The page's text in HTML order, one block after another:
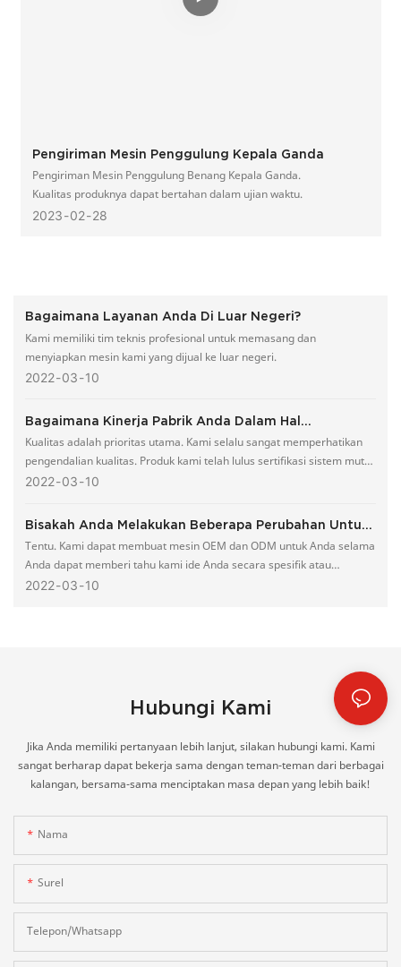
Pengiriman Mesin Penggulung Kepala Ganda
Pengiriman Mesin Penggulung Benang Kepala Ganda.
Kualitas produknya dapat bertahan dalam ujian waktu.
2023 02 28
Bagaimana Layanan Anda Di Luar Negeri?
Kami memiliki tim teknis profesional untuk memasang dan
menyiapkan mesin kami yang dijual ke luar negeri.
2022 03 10
Bagaimana Kinerja Pabrik Anda Dalam Hal
Pengendalian Mutu?
Kualitas adalah prioritas utama. Kami selalu sangat memperhatikan
pengendalian kualitas. Produk kami telah lulus sertifikasi sistem mutu
internasional ISO9001.
2022 03 10
Bisakah Anda Melakukan Beberapa Perubahan Untuk
Desain Saya Sendiri?
Tentu. Kami dapat membuat mesin OEM dan ODM untuk Anda selama
Anda dapat memberi tahu kami ide Anda secara spesifik atau
memberikan gambar.
2022 03 10
Hubungi Kami
Jika Anda memiliki pertanyaan lebih lanjut, silakan hubungi kami. Kami
sangat berharap dapat bekerja sama dengan teman-teman dari berbagai
kalangan, bersama-sama menciptakan masa depan yang lebih baik!
Nama
Surel
Telepon/whatsapp